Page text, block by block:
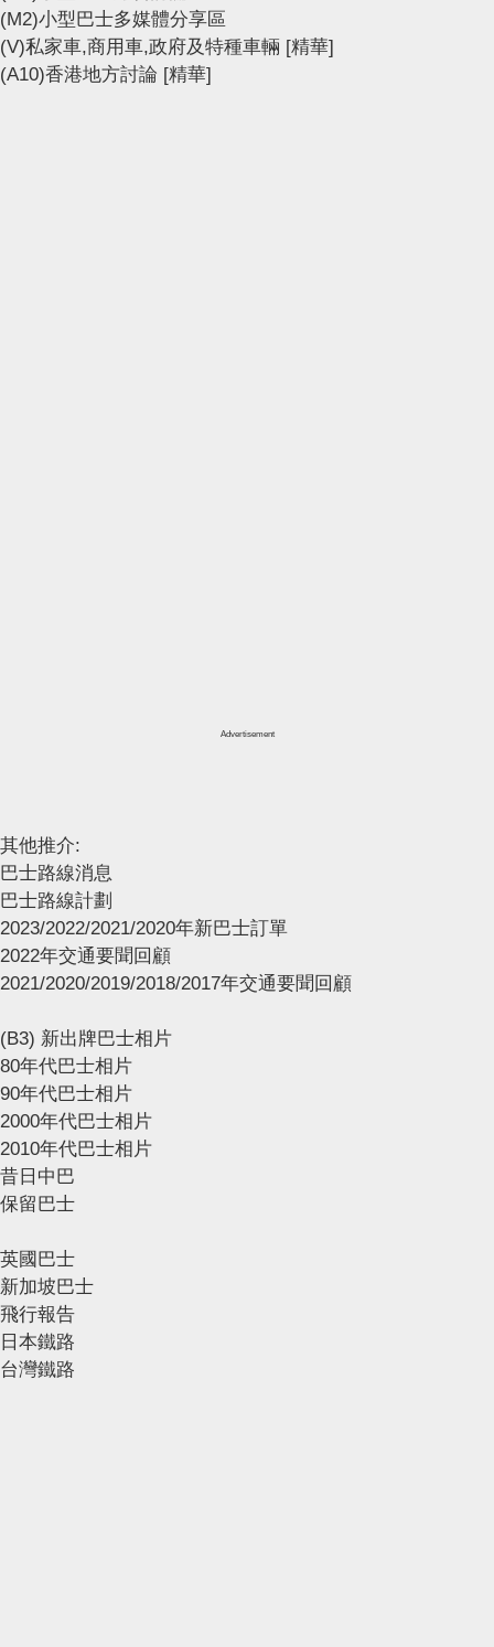
(M2)小型巴士多媒體分享區
(V)私家車,商用車,政府及特種車輛 [精華]
(A10)香港地方討論 [精華]
Advertisement
其他推介:
巴士路線消息
巴士路線計劃
2023/2022/2021/2020年新巴士訂單
2022年交通要聞回顧
2021/2020/2019/2018/2017年交通要聞回顧
(B3) 新出牌巴士相片
80年代巴士相片
90年代巴士相片
2000年代巴士相片
2010年代巴士相片
昔日中巴
保留巴士
英國巴士
新加坡巴士
飛行報告
日本鐵路
台灣鐵路